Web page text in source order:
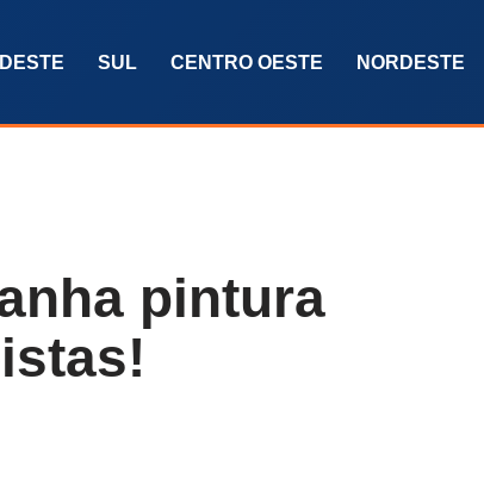
SUL CENTRO OESTE NORDESTE
pintura